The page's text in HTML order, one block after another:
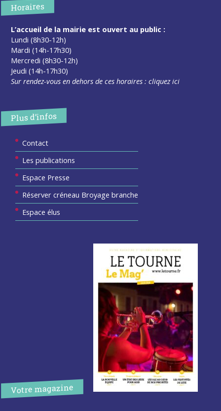
Horaires
L’accueil de la mairie est ouvert au public :
Lundi (8h30-12h)
Mardi (14h-17h30)
Mercredi (8h30-12h)
Jeudi (14h-17h30)
Sur rendez-vous en dehors de ces horaires :cliquez ici
Plus d’infos
Contact
Les publications
Espace Presse
Réserver créneau Broyage branche
Espace élus
Votre magazine